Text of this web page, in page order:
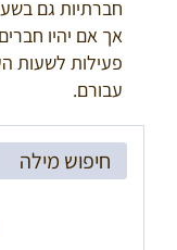
חברתיות גם
אך אם יהיו
פעילות לשעות
עבורם.
Search
for: